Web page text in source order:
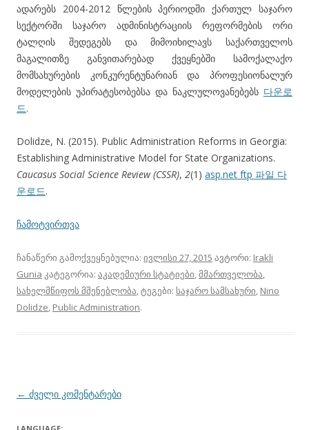
ადარებს 2004-2012 წლების პერიოდში ქართულ საჯარო
სექტორში საჯარო ადმინისტრაციის რეფორმების ორი
ტალღის შედეგებს და მიმოიხილავს საქართველოს
მაგალითზე განვითარებად ქვეყნებში სამოქალაქო
მომსახურების კონკურენტუნარიან და პროფესიონალურ
მოდელების უპირატესობებსა და ნაკლულოვანებებს 다운로
드.
Dolidze, N. (2015). Public Administration Reforms in Georgia:
Establishing Administrative Model for State Organizations.
Caucasus Social Science Review(CSSR), 2(1) asp.net ftp 파일 다
운로드.
ჩამოტვირთვა
ჩანაწერი გამოქვეყნებულია: ივლისი 27, 2015 ავტორი: Irakli
Gunia კატეგორია: აკადემიური სტატიები,მმართველობა,
სახელმწიფოს მშენებლობა, ტეგები: საჯარო სამსახური, Nino
Dolidze, Public Administration.
პოსტის
← ძველი კომენტარები